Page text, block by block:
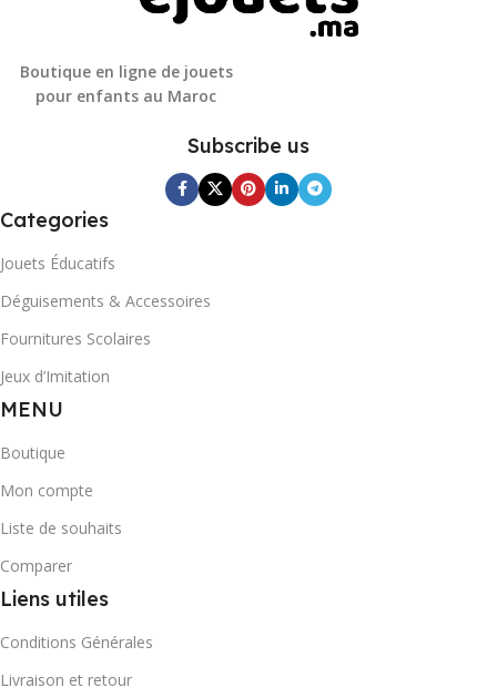
Boutique en ligne de jouets
pour enfants au Maroc
Subscribe us
Categories
Jouets Éducatifs
Déguisements & Accessoires
Fournitures Scolaires
Jeux d’Imitation
MENU
Boutique
Mon compte
Liste de souhaits
Comparer
Liens utiles
Conditions Générales
Livraison et retour